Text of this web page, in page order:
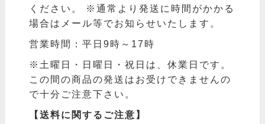
ください。 ※通常より発送に時間がかかる
場合はメール等でお知らせいたします。
営業時間：平日9時～17時
※土曜日・日曜日・祝日は、休業日です。
この間の商品の発送はお受けできませんの
で十分ご注意下さい。
【送料に関するご注意】